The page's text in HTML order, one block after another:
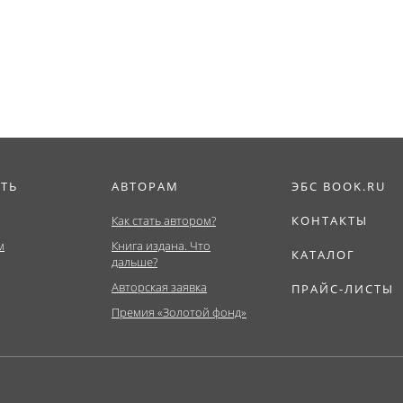
АВТОРАМ
Как стать автором?
Книга издана. Что
дальше?
Авторская заявка
Премия «Золотой фонд»
ЭБС BOOK.RU
КОНТАКТЫ
КАТАЛОГ
ПРАЙС-ЛИСТЫ